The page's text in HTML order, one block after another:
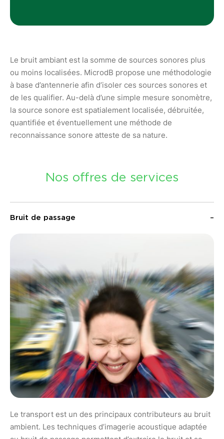
Le bruit ambiant est la somme de sources sonores plus
ou moins localisées. MicrodB propose une méthodologie
à base d’antennerie afin d’isoler ces sources sonores et
de les qualifier. Au-delà d’une simple mesure sonomètre,
la source sonore est spatialement localisée, débruitée,
quantifiée et éventuellement une méthode de
reconnaissance sonore atteste de sa nature.
Nos offres de services
Bruit de passage
Le transport est un des principaux contributeurs au bruit
ambient. Les techniques d’imagerie acoustique adaptée